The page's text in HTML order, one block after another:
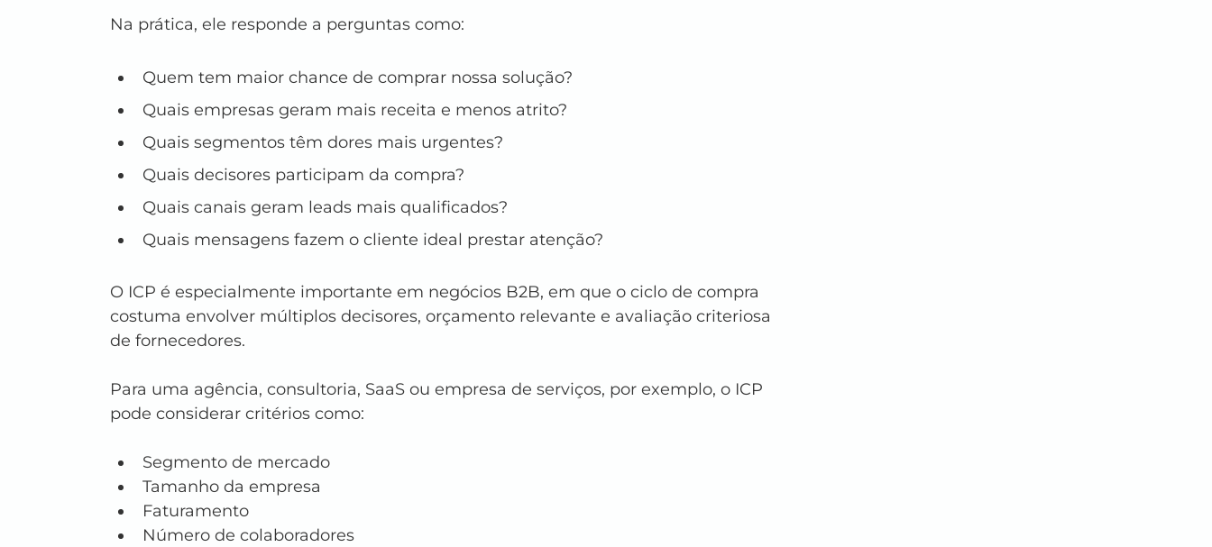
Na prática, ele responde a perguntas como:
Quem tem maior chance de comprar nossa solução?
Quais empresas geram mais receita e menos atrito?
Quais segmentos têm dores mais urgentes?
Quais decisores participam da compra?
Quais canais geram leads mais qualificados?
Quais mensagens fazem o cliente ideal prestar atenção?
O ICP é especialmente importante em negócios B2B, em que o ciclo de compra
costuma envolver múltiplos decisores, orçamento relevante e avaliação criteriosa
de fornecedores.
Para uma agência, consultoria, SaaS ou empresa de serviços, por exemplo, o ICP
pode considerar critérios como:
Segmento de mercado
Tamanho da empresa
Faturamento
Número de colaboradores